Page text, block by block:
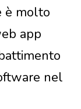
è molto
app
nel